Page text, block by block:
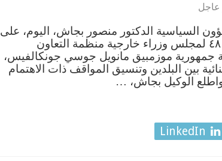
عاجل
السياسية الدكتور منصور بجاش، اليوم، على
هامش مشاركته في الدورة الـ ٤٨ لمجلس وزراء خارجية منظمة التعاون
جمهورية موزمبيق مانويل جوسي جونكالفيس،
بين البلدين وتنسيق المواقف ذات الاهتمام
الوكيل بجاش، …
LinkedIn